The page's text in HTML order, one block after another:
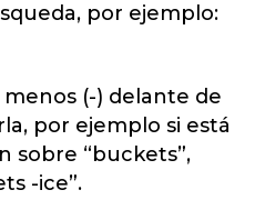
por ejemplo:
menos (-) delante de
por ejemplo si está
sobre “buckets”,
-ice”.